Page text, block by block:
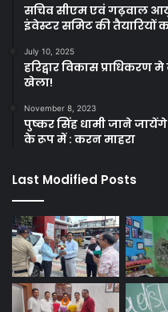
सचिव सीएम एवं गढ़वाल
इंवेस्टर समिट की तैयारियों
July 10, 2025
हरिद्वार विकास
खेला!
November 8, 2023
पुष्कर सिंह धामी जाने
के रूप में : करन माहरा
Last Modified Posts